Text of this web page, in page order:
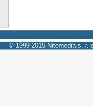
© 1999-2015 Nitemedia s. r.